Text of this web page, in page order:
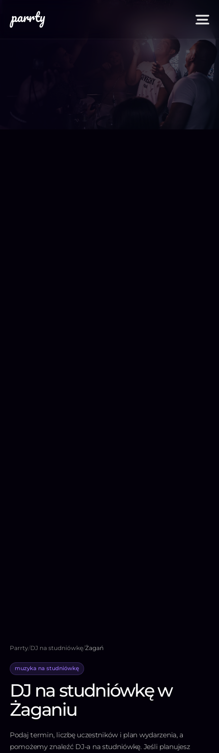
Parrty/DJ na studniówkę/Żagań
muzyka na studniówkę
DJ na studniówkę w
Żaganiu
Podaj termin, liczbę uczestników i plan wydarzenia, a
pomożemy znaleźć DJ-a na studniówkę. Jeśli planujesz